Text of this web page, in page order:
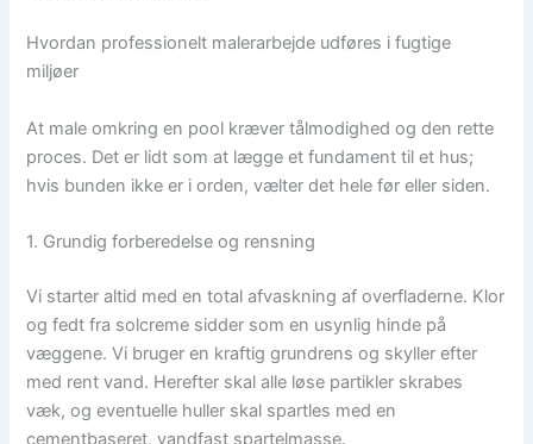
Hvordan professionelt malerarbejde udføres i fugtige
miljøer
At male omkring en pool kræver tålmodighed og den rette
proces. Det er lidt som at lægge et fundament til et hus;
hvis bunden ikke er i orden, vælter det hele før eller siden.
1. Grundig forberedelse og rensning
Vi starter altid med en total afvaskning af overfladerne. Klor
og fedt fra solcreme sidder som en usynlig hinde på
væggene. Vi bruger en kraftig grundrens og skyller efter
med rent vand. Herefter skal alle løse partikler skrabes
væk, og eventuelle huller skal spartles med en
cementbaseret, vandfast spartelmasse.